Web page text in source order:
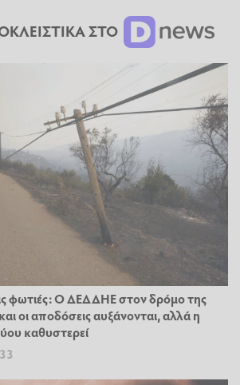
ΣΤΟ
φωτιές: Ο ΔΕΔΔΗΕ στον δρόμο της
οι αποδόσεις αυξάνονται, αλλά η
καθυστερεί